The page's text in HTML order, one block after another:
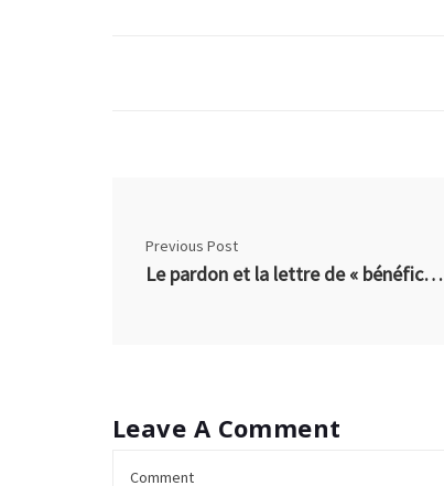
Previous Post
Le pardon et la lettre de « bénéfice mesurable »
Leave A Comment